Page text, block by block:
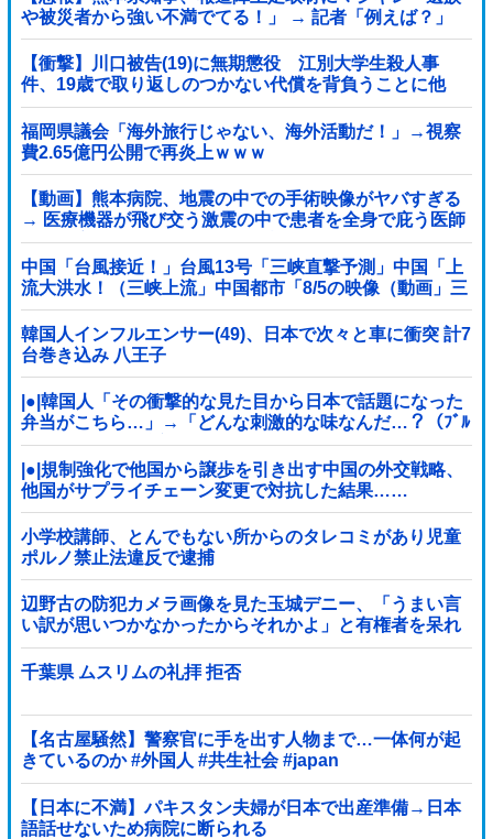
や被災者から強い不満でてる！」 → 記者「例えば？」
→ 知事、怒り通り越して呆れてしまう …...
【衝撃】川口被告(19)に無期懲役 江別大学生殺人事
件、19歳で取り返しのつかない代償を背負うことに他
福岡県議会「海外旅行じゃない、海外活動だ！」→視察
費2.65億円公開で再炎上ｗｗｗ
【動画】熊本病院、地震の中での手術映像がヤバすぎる
→ 医療機器が飛び交う激震の中で患者を全身で庇う医師
らの咄嗟の行動に世界中から絶賛の嵐
中国「台風接近！」台風13号「三峡直撃予測」中国「上
流大洪水！（三峡上流」中国都市「8/5の映像（動画」三
峡ダム「緊急放流（決壊危機」中国「下流大水害（震え
声」→
韓国人インフルエンサー(49)、日本で次々と車に衝突 計7
台巻き込み 八王子
|●|韓国人「その衝撃的な見た目から日本で話題になった
弁当がこちら…」→「どんな刺激的な味なんだ…？（ﾌﾞﾙ
ﾌﾞﾙ」＝韓国の反応
|●|規制強化で他国から譲歩を引き出す中国の外交戦略、
他国がサプライチェーン変更で対抗した結果……
小学校講師、とんでもない所からのタレコミがあり児童
ポルノ禁止法違反で逮捕
辺野古の防犯カメラ画像を見た玉城デニー、「うまい言
い訳が思いつかなかったからそれかよ」と有権者を呆れ
させるコメントを……
千葉県 ムスリムの礼拝 拒否
【名古屋騒然】警察官に手を出す人物まで…一体何が起
きているのか #外国人 #共生社会 #japan
【日本に不満】パキスタン夫婦が日本で出産準備→日本
語話せないため病院に断られる